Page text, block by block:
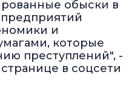
обыски в
и
которые
преступлений", -
в соцсети